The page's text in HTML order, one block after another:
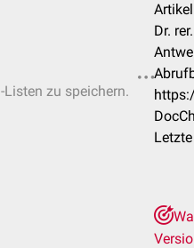
zu speichern.
Dr.